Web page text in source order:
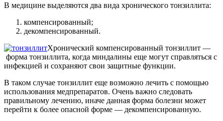
В медицине выделяются два вида хронического тонзиллита:
компенсированный;
декомпенсированный.
Хронический компенсированный тонзиллит —
форма тонзиллита, когда миндалины еще могут справляться с
инфекцией и сохраняют свои защитные функции.
В таком случае тонзиллит еще возможно лечить с помощью
использования медпрепаратов. Очень важно следовать
правильному лечению, иначе данная форма болезни может
перейти к более опасной форме — декомпенсированную.